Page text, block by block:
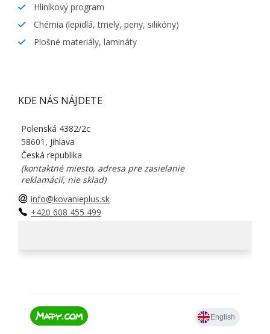
Hliníkový program
Chémia (lepidlá, tmely, peny, silikóny)
Plošné materiály, lamináty
KDE NÁS NÁJDETE
Polenská 4382/2c
58601, Jihlava
Česká republika
(kontaktné miesto, adresa pre zasielanie
reklamácií, nie sklad)
info@kovanieplus.sk
+420 608 455 499